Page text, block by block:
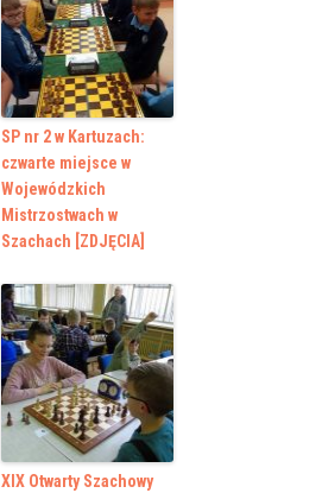
SP nr 2 w Kartuzach:
czwarte miejsce w
Wojewódzkich
Mistrzostwach w
Szachach [ZDJĘCIA]
XIX Otwarty Szachowy